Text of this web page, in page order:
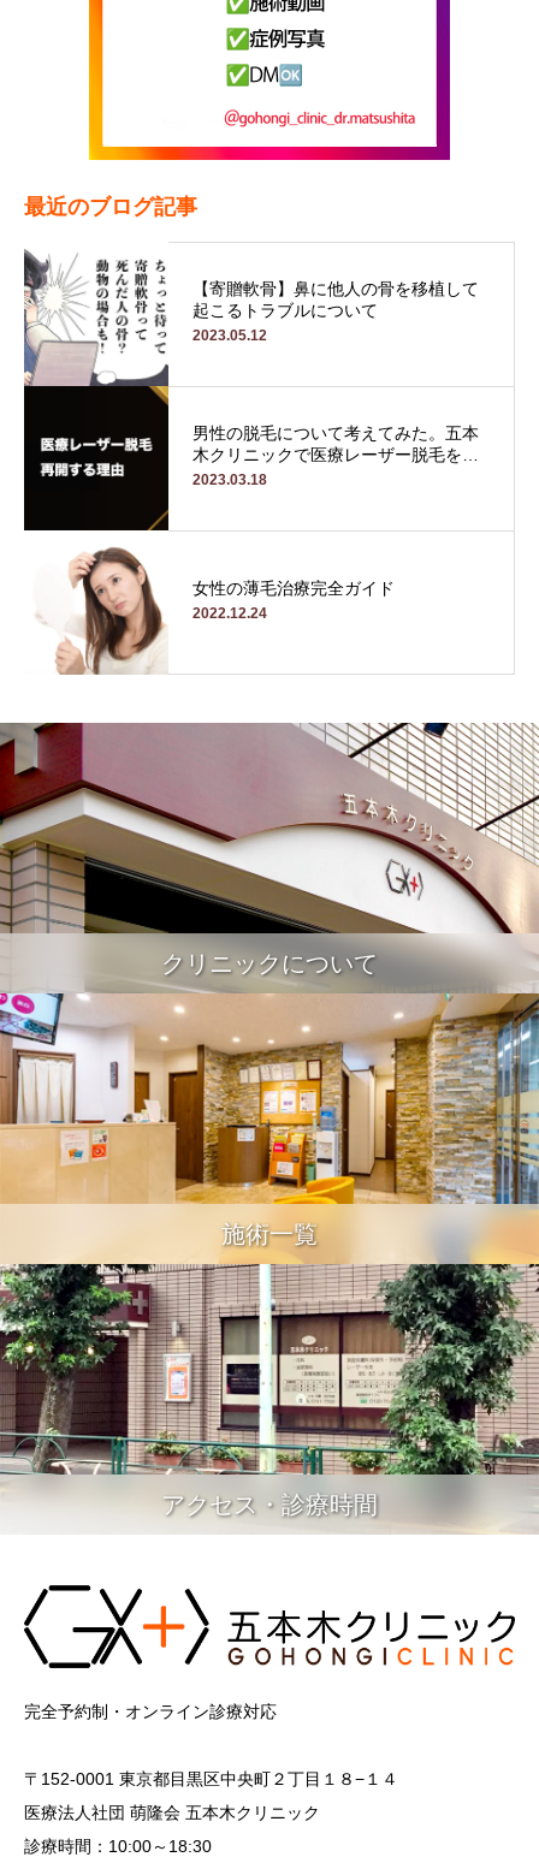
最近のブログ記事
【寄贈軟骨】鼻に他人の骨を移植して
起こるトラブルについて
2023.05.12
男性の脱毛について考えてみた。五本
木クリニックで医療レーザー脱毛を…
2023.03.18
女性の薄毛治療完全ガイド
2022.12.24
クリニックについて
施術一覧
アクセス・診療時間
完全予約制・オンライン診療対応
〒152-0001 東京都目黒区中央町２丁目１８−１４
医療法人社団 萌隆会 五本木クリニック
診療時間：10:00～18:30